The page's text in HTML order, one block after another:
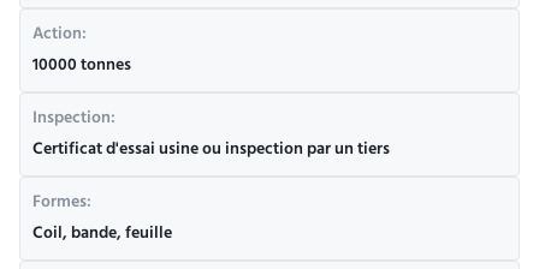
Action:
10000 tonnes
Inspection:
Certificat d'essai usine ou inspection par un tiers
Formes:
Coil, bande, feuille